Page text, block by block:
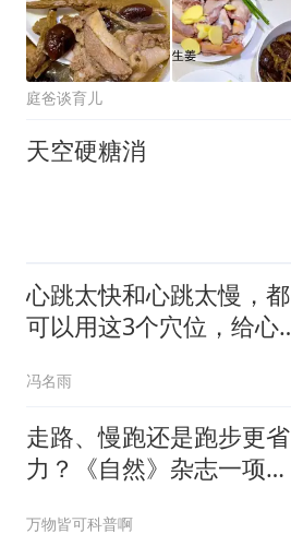
庭爸谈育儿
天空硬糖消
心跳太快和心跳太慢，都
可以用这3个穴位，给心
冯名雨
走路、慢跑还是跑步更省
力？《自然》杂志一项研
万物皆可科普啊